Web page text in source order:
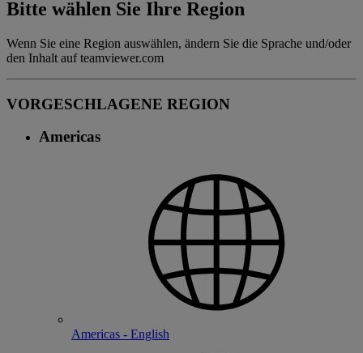
Bitte wählen Sie Ihre Region
Wenn Sie eine Region auswählen, ändern Sie die Sprache und/oder
den Inhalt auf teamviewer.com
VORGESCHLAGENE REGION
Americas
Americas - English